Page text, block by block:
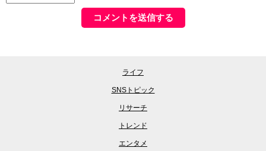
ライフ
SNSトピック
リサーチ
トレンド
エンタメ